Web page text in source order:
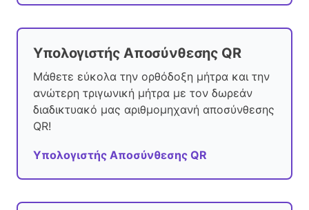
Υπολογιστής Αποσύνθεσης QR
Μάθετε εύκολα την ορθόδοξη μήτρα και την
ανώτερη τριγωνική μήτρα με τον δωρεάν
διαδικτυακό μας αριθμομηχανή αποσύνθεσης
QR!
Υπολογιστής Αποσύνθεσης QR